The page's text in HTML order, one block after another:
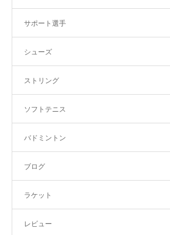
サポート選手
シューズ
ストリング
ソフトテニス
バドミントン
ブログ
ラケット
レビュー